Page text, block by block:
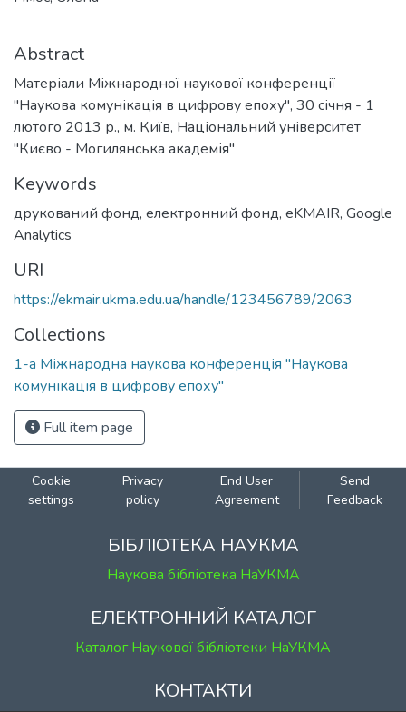
Abstract
Матеріали Міжнародної наукової конференції
"Наукова комунікація в цифрову епоху", 30 січня - 1
лютого 2013 р., м. Київ, Національний університет
"Києво - Могилянська академія"
Keywords
друкований фонд, електронний фонд, eKMAIR, Google
Analytics
URI
https://ekmair.ukma.edu.ua/handle/123456789/2063
Collections
1-а Міжнародна наукова конференція "Наукова
комунікація в цифрову епоху"
Full item page
Cookie
settings
Privacy
policy
End User
Agreement
Send
Feedback
БІБЛІОТЕКА НАУКМА
Наукова бібліотека НаУКМА
ЕЛЕКТРОННИЙ КАТАЛОГ
Каталог Наукової бібліотеки НаУКМА
КОНТАКТИ